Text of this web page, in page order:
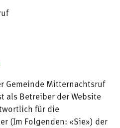
Gemeinde Mitternachtsruf
als Betreiber der Website
für die
(Im Folgenden: «Sie») der